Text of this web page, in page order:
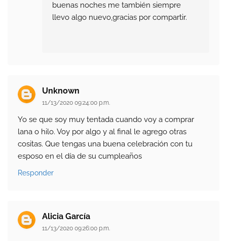
buenas noches me también siempre
llevo algo nuevo,gracias por compartir.
Unknown
11/13/2020 09:24:00 p.m.
Yo se que soy muy tentada cuando voy a comprar
lana o hilo. Voy por algo y al final le agrego otras
cositas. Que tengas una buena celebración con tu
esposo en el día de su cumpleaños
Responder
Alicia García
11/13/2020 09:26:00 p.m.